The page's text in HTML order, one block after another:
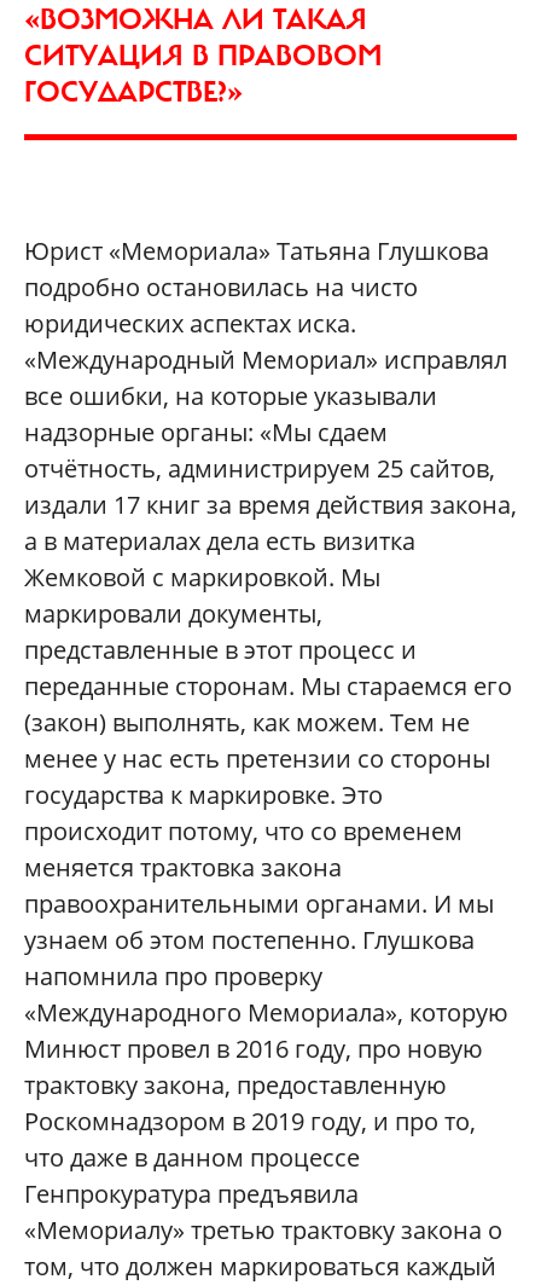
«ВОЗМОЖНА ЛИ ТАКАЯ
СИТУАЦИЯ В ПРАВОВОМ
ГОСУДАРСТВЕ?»
Юрист «Мемориала» Татьяна Глушкова
подробно остановилась на чисто
юридических аспектах иска.
«Международный Мемориал» исправлял
все ошибки, на которые указывали
надзорные органы: «Мы сдаем
отчётность, администрируем 25 сайтов,
издали 17 книг за время действия закона,
а в материалах дела есть визитка
Жемковой с маркировкой. Мы
маркировали документы,
представленные в этот процесс и
переданные сторонам. Мы стараемся его
(закон) выполнять, как можем. Тем не
менее у нас есть претензии со стороны
государства к маркировке. Это
происходит потому, что со временем
меняется трактовка закона
правоохранительными органами. И мы
узнаем об этом постепенно. Глушкова
напомнила про проверку
«Международного Мемориала», которую
Минюст провел в 2016 году, про новую
трактовку закона, предоставленную
Роскомнадзором в 2019 году, и про то,
что даже в данном процессе
Генпрокуратура предъявила
«Мемориалу» третью трактовку закона о
том, что должен маркироваться каждый